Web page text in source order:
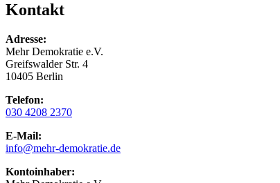
Kontakt
Adresse:
Mehr Demokratie e.V.
Greifswalder Str. 4
10405 Berlin
Telefon:
030 4208 2370
E-Mail:
info@mehr-demokratie.de
Kontoinhaber: